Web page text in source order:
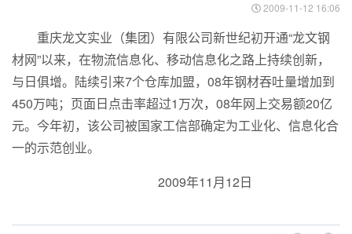
2009-11-12 16:06
重庆龙文实业（集团）有限公司新世纪初开通“龙文钢
材网”以来，在物流信息化、移动信息化之路上持续创新，
与日俱增。陆续引来7个仓库加盟，08年钢材吞吐量增加到
450万吨；页面日点击率超过1万次，08年网上交易额20亿
元。今年初，该公司被国家工信部确定为工业化、信息化合
一的示范创业。
2009年11月12日